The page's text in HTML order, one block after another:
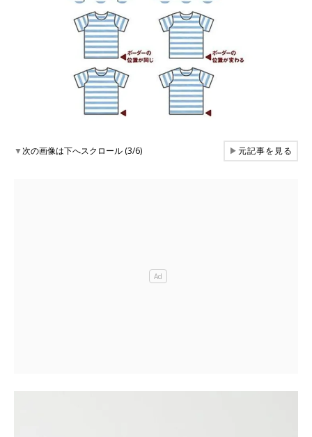
▼次の画像は下へスクロール (3/6) ▶元記事を見る